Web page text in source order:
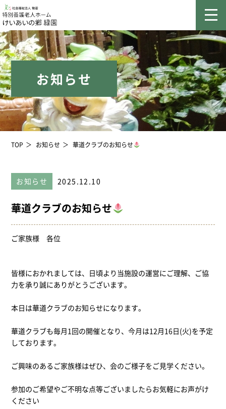
お知らせ
TOP お知らせ 華道クラブのお知らせ
お知らせ 2025.12.10
華道クラブのお知らせ
ご家族様 各位
皆様におかれましては、日頃より当施設の運営にご理解、ご協
力を承り誠にありがとうございます。
本日は華道クラブのお知らせになります。
華道クラブも毎月1回の開催となり、今月は12月16日(火)を予定
しております。
ご興味のあるご家族様はぜひ、会のご様子をご見学ください。
参加のご希望やご不明な点等ございましたらお気軽にお声がけ
ください